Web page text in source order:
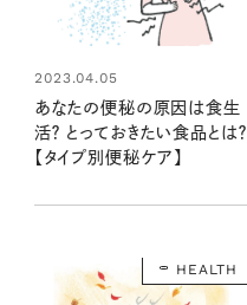
2023.04.05
あなたの便秘の原因は食生
活？ とっておきたい食品とは？
【タイプ別便秘ケア】
HEALTH